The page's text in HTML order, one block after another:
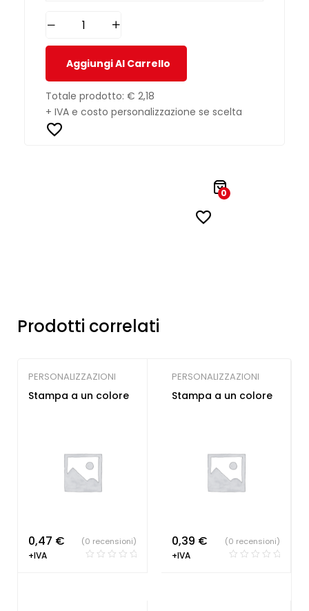
Aggiungi Al Carrello
Totale prodotto: € 2,18
+ IVA e costo personalizzazione se scelta
0
Prodotti correlati
PERSONALIZZAZIONI
Stampa a un colore
0,47 €
+IVA
(0 recensioni)
PERSONALIZZAZIONI
Stampa a un colore
0,39 €
+IVA
(0 recensioni)